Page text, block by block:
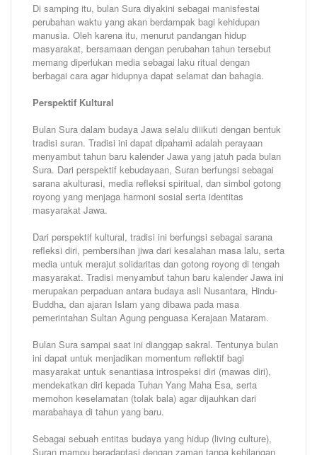
Di samping itu, bulan Sura diyakini sebagai manisfestai
perubahan waktu yang akan berdampak bagi kehidupan
manusia. Oleh karena itu, menurut pandangan hidup
masyarakat, bersamaan dengan perubahan tahun tersebut
memang diperlukan media sebagai laku ritual dengan
berbagai cara agar hidupnya dapat selamat dan bahagia.
Perspektif Kultural
Bulan Sura dalam budaya Jawa selalu diiikuti dengan bentuk
tradisi suran. Tradisi ini dapat dipahami adalah perayaan
menyambut tahun baru kalender Jawa yang jatuh pada bulan
Sura. Dari perspektif kebudayaan, Suran berfungsi sebagai
sarana akulturasi, media refleksi spiritual, dan simbol gotong
royong yang menjaga harmoni sosial serta identitas
masyarakat Jawa.
Dari perspektif kultural, tradisi ini berfungsi sebagai sarana
refleksi diri, pembersihan jiwa dari kesalahan masa lalu, serta
media untuk merajut solidaritas dan gotong royong di tengah
masyarakat. Tradisi menyambut tahun baru kalender Jawa ini
merupakan perpaduan antara budaya asli Nusantara, Hindu-
Buddha, dan ajaran Islam yang dibawa pada masa
pemerintahan Sultan Agung penguasa Kerajaan Mataram.
Bulan Sura sampai saat ini dianggap sakral. Tentunya bulan
ini dapat untuk menjadikan momentum reflektif bagi
masyarakat untuk senantiasa introspeksi diri (mawas diri),
mendekatkan diri kepada Tuhan Yang Maha Esa, serta
memohon keselamatan (tolak bala) agar dijauhkan dari
marabahaya di tahun yang baru.
Sebagai sebuah entitas budaya yang hidup (living culture),
Suran mampu beradaptasi dengan zaman tanpa kehilangan